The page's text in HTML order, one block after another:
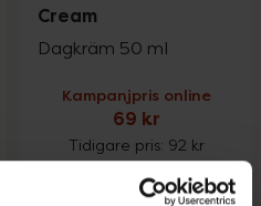
kr.
Cream
Dagkräm 50 ml
Kampanjpris online
69 kr
Tidigare pris: 92 kr
KöpKronans